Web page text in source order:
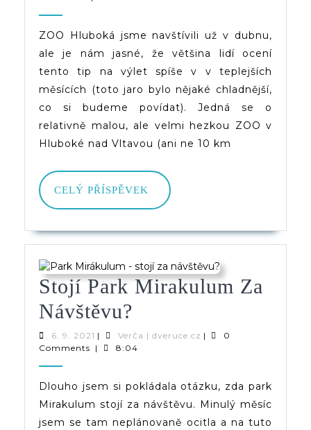
ZOO Hluboká jsme navštívili už v dubnu,
ale je nám jasné, že většina lidí ocení
tento tip na výlet spíše v v teplejších
měsících (toto jaro bylo nějaké chladnější,
co si budeme povídat). Jedná se o
relativně malou, ale velmi hezkou ZOO v
Hluboké nad Vltavou (ani ne 10 km
CELÝ PŘÍSPĚVEK
CELÝ
PŘÍSPĚVEK
Stojí Park Mirakulum Za
Návštěvu?
Park
Za
Návštěvu?
6. 9. 2021 6.
9.
| Verča | dveruce.cz Verča
|
0
Comments | 8:04
Dlouho jsem si pokládala otázku, zda park
Mirakulum stojí za návštěvu. Minulý měsíc
jsem se tam neplánovaně ocitla a na tuto